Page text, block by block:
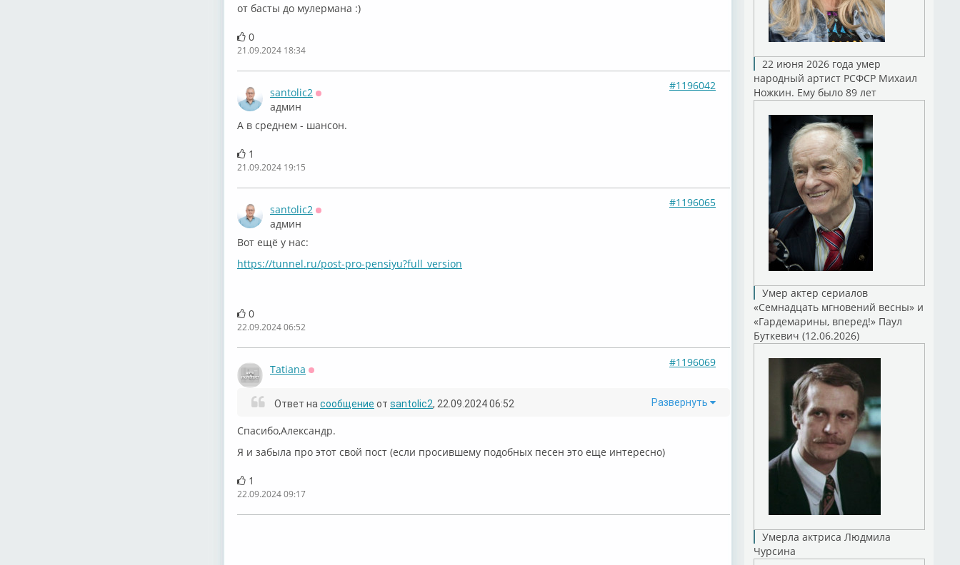
от басты до мулермана :)
0
21.09.2024 18:34
santolic2
админ
#1196042
А в среднем - шансон.
1
21.09.2024 19:15
santolic2
админ
#1196065
Вот ещё у нас:
https://tunnel.ru/post-pro-pensiyu?full_version
0
22.09.2024 06:52
Tatiana
#1196069
Развернуть
Ответ на сообщение от santolic2, 22.09.2024 06:52
Спасибо,Александр.
Я и забыла про этот свой пост (если просившему подобных песен это еще интересно)
1
22.09.2024 09:17
22 июня 2026 года умер
народный артист РСФСР Михаил
Ножкин. Ему было 89 лет
Умер актер сериалов
«Семнадцать мгновений весны» и
«Гардемарины, вперед!» Паул
Буткевич (12.06.2026)
Умерла актриса Людмила
Чурсина